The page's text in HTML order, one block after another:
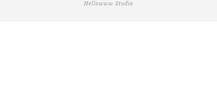
Hellowww Studio